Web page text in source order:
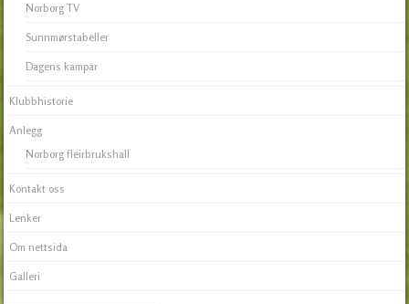
Norborg TV
Sunnmørstabeller
Dagens kampar
Klubbhistorie
Anlegg
Norborg fleirbrukshall
Kontakt oss
Lenker
Om nettsida
Galleri